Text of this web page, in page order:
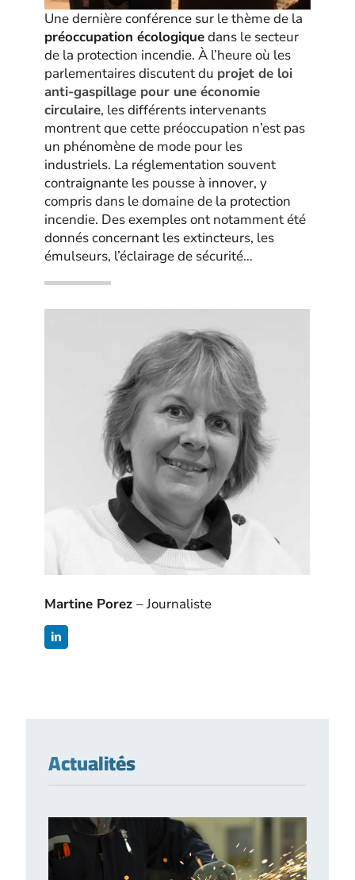
Une dernière conférence sur le thème de la
préoccupation écologiquedans le secteur
de la protection incendie. À l’heure où les
parlementaires discutent du projet de loi
anti-gaspillage pour une économie
circulaire, les différents intervenants
montrent que cette préoccupation n’est pas
un phénomène de mode pour les
industriels. La réglementation souvent
contraignante les pousse à innover, y
compris dans le domaine de la protection
incendie. Des exemples ont notamment été
donnés concernant les extincteurs, les
émulseurs, l’éclairage de sécurité…
Martine Porez– Journaliste
Actualités